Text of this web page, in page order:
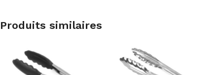
Produits similaires